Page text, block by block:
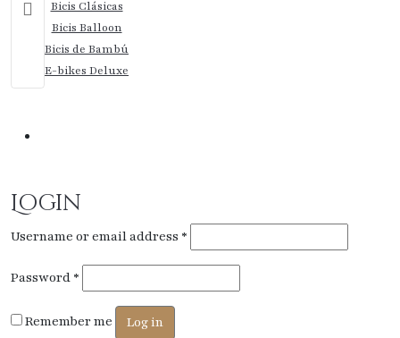
Bicis Clásicas
Bicis Balloon
Bicis de Bambú
E-bikes Deluxe
Login
Username or email address *
Password *
Remember me Log in